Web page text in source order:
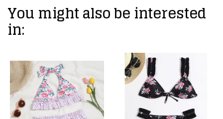
You might also be interested
in: